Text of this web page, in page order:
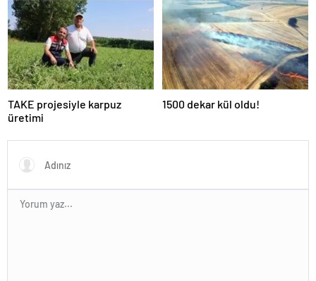
TAKE projesiyle karpuz
üretimi
1500 dekar kül oldu!